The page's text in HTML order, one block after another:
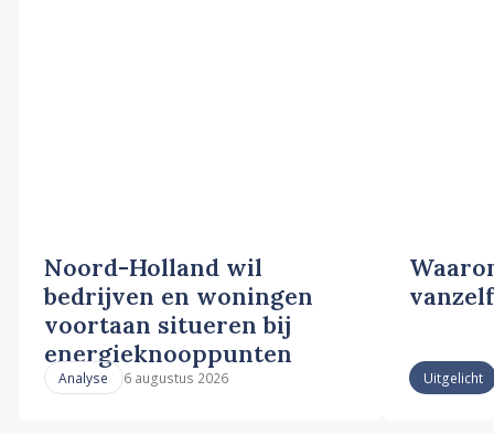
Noord-Holland wil
bedrijven en woningen
voortaan situeren bij
energieknooppunten
Analyse 6 augustus 2026 Uitgelicht